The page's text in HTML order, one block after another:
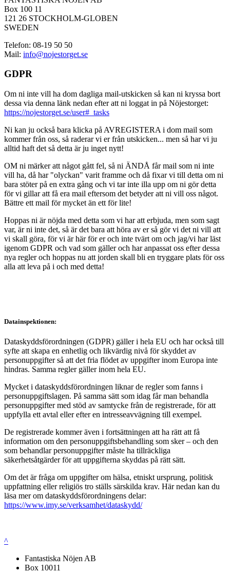
Box 100 11
121 26 STOCKHOLM-GLOBEN
SWEDEN
Telefon: 08-19 50 50
Mail: info@nojestorget.se
GDPR
Om ni inte vill ha dom dagliga mail-utskicken så kan ni kryssa bort
dessa via denna länk nedan efter att ni loggat in på Nöjestorget:
https://nojestorget.se/user#_tasks
Ni kan ju också bara klicka på AVREGISTERA i dom mail som
kommer från oss, så raderar vi er från utskicken... men så har vi ju
alltid haft det så detta är ju inget nytt!
OM ni märker att något gått fel, så ni ÄNDÅ får mail som ni inte
vill ha, då har "olyckan" varit framme och då fixar vi till detta om ni
bara stöter på en extra gång och vi tar inte illa upp om ni gör detta
för vi gillar att få era mail eftersom det betyder att ni vill oss något.
Bättre ett mail för mycket än ett för lite!
Hoppas ni är nöjda med detta som vi har att erbjuda, men som sagt
var, är ni inte det, så är det bara att höra av er så gör vi det ni vill att
vi skall göra, för vi är här för er och inte tvärt om och jag/vi har läst
igenom GDPR och vad som gäller och har anpassat oss efter dessa
nya regler och hoppas nu att jorden skall bli en tryggare plats för oss
alla att leva på i och med detta!
Datainspektionen:
Dataskyddsförordningen (GDPR) gäller i hela EU och har också till
syfte att skapa en enhetlig och likvärdig nivå för skyddet av
personuppgifter så att det fria flödet av uppgifter inom Europa inte
hindras. Samma regler gäller inom hela EU.
Mycket i dataskyddsförordningen liknar de regler som fanns i
personuppgiftslagen. På samma sätt som idag får man behandla
personuppgifter med stöd av samtycke från de registrerade, för att
uppfylla ett avtal eller efter en intresseavvägning till exempel.
De registrerade kommer även i fortsättningen att ha rätt att få
information om den personuppgiftsbehandling som sker – och den
som behandlar personuppgifter måste ha tillräckliga
säkerhetsåtgärder för att uppgifterna skyddas på rätt sätt.
Om det är fråga om uppgifter om hälsa, etniskt ursprung, politisk
uppfattning eller religiös tro ställs särskilda krav. Här nedan kan du
läsa mer om dataskyddsförordningens delar:
https://www.imy.se/verksamhet/dataskydd/
^
Fantastiska Nöjen AB
Box 10011